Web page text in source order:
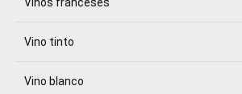
Vino tinto
Vino blanco